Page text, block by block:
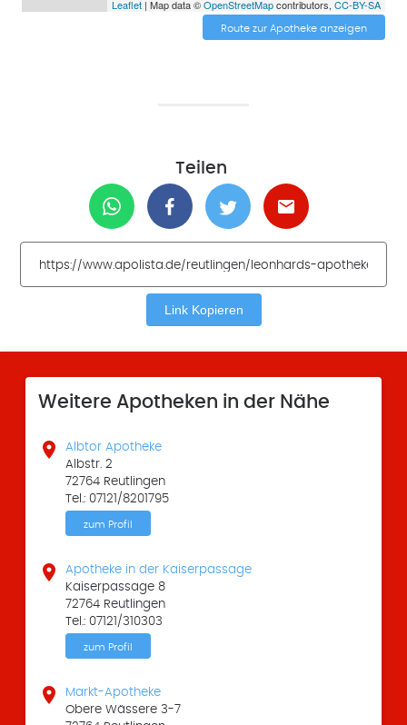
Leaflet| Map data ©OpenStreetMapcontributors, CC-BY-SA
Route zur Apotheke anzeigen
Teilen
Link Kopieren
Weitere Apotheken in der Nähe

Albtor Apotheke
Albstr. 2
72764 Reutlingen
Tel.: 07121/8201795
zum Profil

Apotheke in der Kaiserpassage
Kaiserpassage 8
72764 Reutlingen
Tel.: 07121/310303
zum Profil

Markt-Apotheke
Obere Wässere 3-7